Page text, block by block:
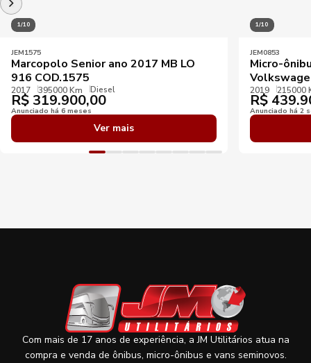
1/10
JEM1575
Marcopolo Senior ano 2017 MB LO
916 COD.1575
2017 395000 Km Diesel
R$ 319.900,00
Anunciado há 6 meses
Ver mais
1/10
JEM0853
Micro-
2019 215000
R$
Anunciado há 2
Com mais de 17 anos de experiência, a JM Utilitários atua na
compra e venda de ônibus, micro-ônibus e vans seminovos.